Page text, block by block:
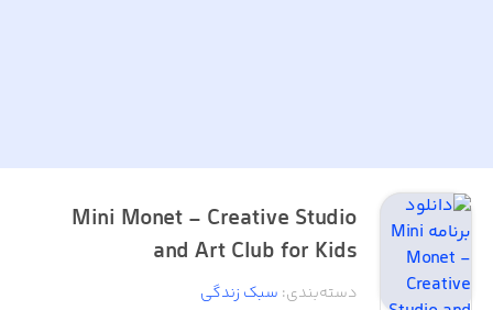
Mini Monet - Creative Studio
and Art Club for Kids
دسته‌بندی: سبک زندگی